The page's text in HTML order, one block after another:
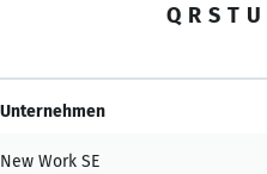
Q R S T U
Unternehmen
New Work SE